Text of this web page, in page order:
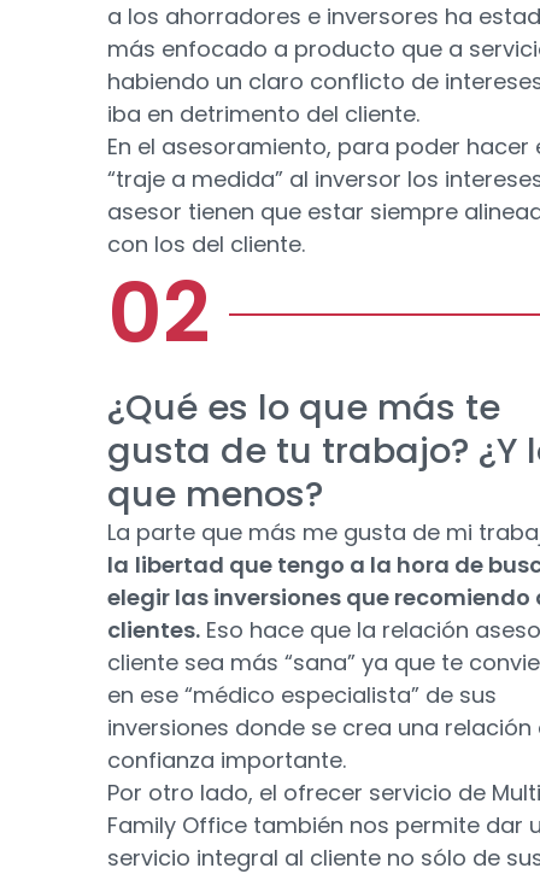
a los ahorradores e inversores ha
más enfocado a producto que a
habiendo un claro conflicto de
iba en detrimento del cliente.
En el asesoramiento, para poder hacer
“traje a medida” al inversor los
asesor tienen que estar siempre
con los del cliente.
¿Qué es lo que más te
gusta de tu trabajo? ¿Y
que menos?
La parte que más me gusta de mi
la libertad que tengo a la hora de
elegir las inversiones que recomiendo
clientes. Eso hace que la relación
cliente sea más “sana” ya que te
en ese “médico especialista” de sus
inversiones donde se crea una relación
confianza importante.
Por otro lado, el ofrecer servicio de
Family Office también nos permite dar
servicio integral al cliente no sólo de